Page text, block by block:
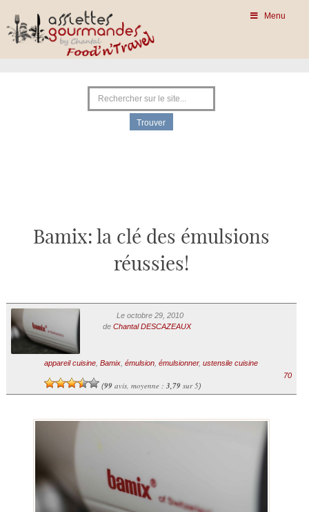
Menu
Bamix: la clé des émulsions
réussies!
Le octobre 29, 2010
de Chantal DESCAZEAUX
appareil cuisine, Bamix, émulsion, émulsionner, ustensile cuisine
(99avis, moyenne : 3,79sur 5)
70